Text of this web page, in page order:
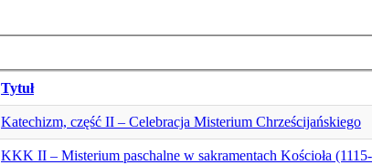
Tytuł
Katechizm, część II – Celebracja Misterium Chrześcijańskiego
KKK II – Misterium paschalne w sakramentach Kościoła